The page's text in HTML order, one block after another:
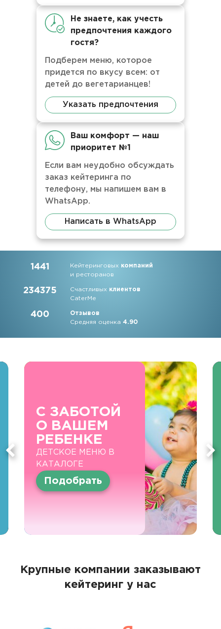
Не знаете, как учесть
предпочтения каждого
гостя?
Подберем меню, которое
придется по вкусу всем: от
детей до вегетарианцев!
Указать предпочтения
Ваш комфорт — наш
приоритет №1
Если вам неудобно обсуждать
заказ кейтеринга по
телефону, мы напишем вам в
WhatsApp.
Написать в WhatsApp
1441 Кейтеринговых компаний
и ресторанов
234375 Счастливых клиентов
CaterMe
400
Отзывов
Средняя оценка4.90
С ЗАБОТОЙ
О ВАШЕМ
РЕБЕНКЕ
ДЕТСКОЕ МЕНЮ В
КАТАЛОГЕ
Подобрать
Крупные компании заказывают
кейтеринг у нас